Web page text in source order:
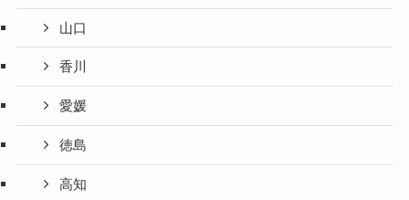
山口
香川
愛媛
徳島
高知